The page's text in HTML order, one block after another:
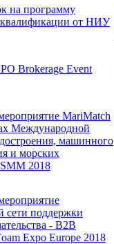
на программу
от НИУ
Brokerage Event
MariMatch
Международной
машинного
и морских
2018
сети поддержки
- B2B
Expo Europe 2018